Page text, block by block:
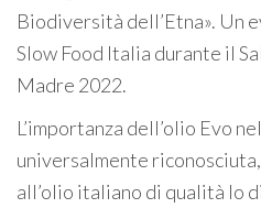
Biodiversità dell’Etna». Un
Slow Food Italia durante il
Madre 2022.
L’importanza dell’olio Evo
universalmente
all’olio italiano di qualità lo